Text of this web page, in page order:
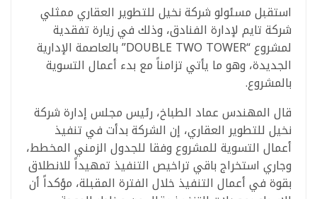
استقبل مسئولو شركة نخيل للتطوير العقاري ممثلي
شركة تايم لإدارة الفنادق، وذلك في زيارة تفقدية
لمشروع “DOUBLE TWO TOWER” بالعاصمة الإدارية
الجديدة، وهو ما يأتي تزامناً مع بدء أعمال التسوية
بالمشروع.
قال المهندس عماد الطباخ، رئيس مجلس إدارة شركة
نخيل للتطوير العقاري، إن الشركة بدأت في تنفيذ
أعمال التسوية للمشروع وفقا للجدول الزمني المخطط،
وجاري استخراج باقي تراخيص التنفيذ تمهيداً للانطلاق
بقوة في أعمال التنفيذ خلال الفترة المقبلة، مؤكداً أن